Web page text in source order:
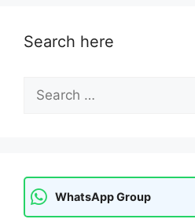
Search here
for:
WhatsApp Group